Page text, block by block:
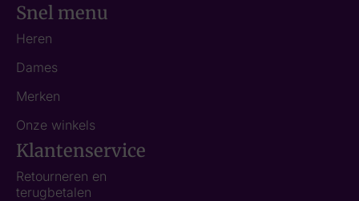
Snel menu
Heren
Dames
Merken
Onze winkels
Klantenservice
Retourneren en
terugbetalen